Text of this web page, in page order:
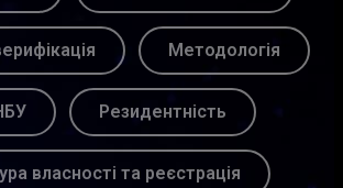
Методологія
Резидентність
власності та реєстрація